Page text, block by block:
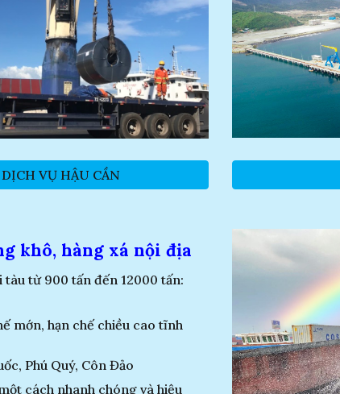
DỊCH VỤ HẬU CẦN
khô, hàng xá nội địa
từ 900 tấn đến 12000 tấn:
mớn, hạn chế chiều cao tĩnh
Phú Quý, Côn Đảo
cách nhanh chóng và hiệu